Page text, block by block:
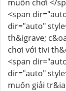
muốn chơi </
<span
dir="auto"
th&igrave;
chơi với tivi
<span
dir="auto"
muốn giải